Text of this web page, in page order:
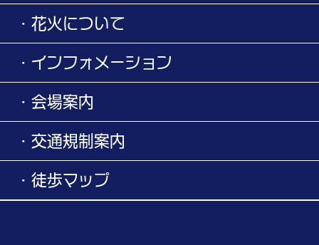
・花火について
・インフォメーション
・会場案内
・交通規制案内
・徒歩マップ